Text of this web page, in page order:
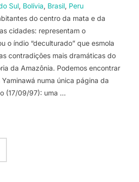
Sul Bolívia Brasil Peru
do centro da mata e da
cidades: representam o
o índio “deculturado” que esmola
contradições mais dramáticas do
da Amazônia. Podemos encontrar
numa única página da
(17/09/97): uma …